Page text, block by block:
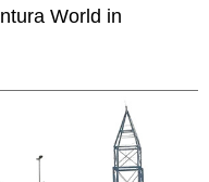
World in